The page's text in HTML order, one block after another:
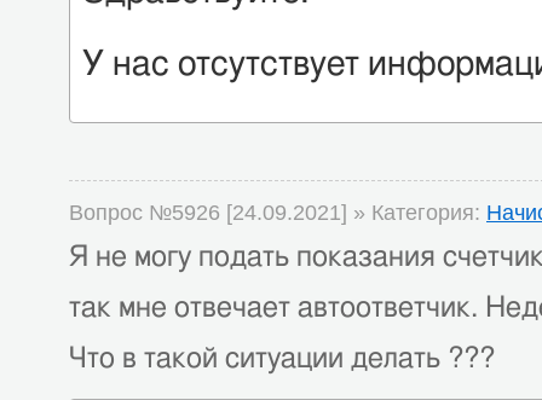
У нас отсутствует
Вопрос №5926 [24.09.2021] » Категория:
Я не могу подать показания
так мне отвечает автоответчик.
Что в такой ситуации делать ???